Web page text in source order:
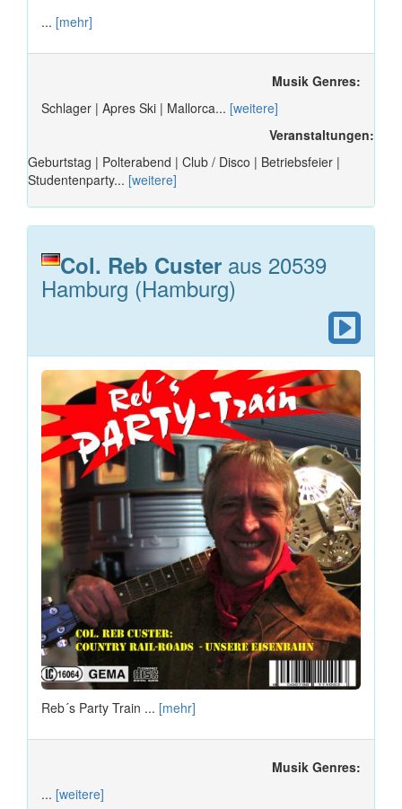
... [mehr]
Musik Genres:
Schlager | Apres Ski | Mallorca... [weitere]
Veranstaltungen:
Geburtstag | Polterabend | Club / Disco | Betriebsfeier |
Studentenparty... [weitere]
Col. Reb Custer aus 20539
Hamburg (Hamburg)
Reb´s Party Train ... [mehr]
Musik Genres:
... [weitere]